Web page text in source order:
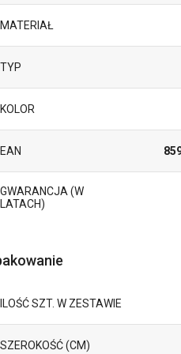
MATERIAŁ
TYP
KOLOR
EAN
GWARANCJA (W
LATACH)
ILOŚĆ SZT. W ZESTAWIE
SZEROKOŚĆ (CM)